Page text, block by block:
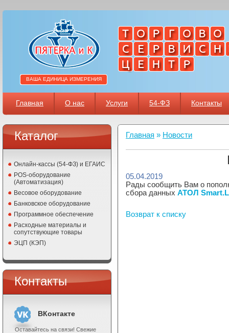
ВАША ЕДИНИЦА ИЗМЕРЕНИЯ
Главная О нас Услуги 54-ФЗ Контакты
Каталог
Онлайн-кассы (54-ФЗ) и ЕГАИС
POS-оборудование
(Автоматизация)
Весовое оборудование
Банковское оборудование
Программное обеспечение
Расходные материалы и
сопутствующие товары
ЭЦП (КЭП)
Контакты
ВКонтакте
Оставайтесь на связи! Свежие
Главная » Новости
05.04.2019
Рады сообщить Вам о
сбора данных АТОЛ
Возврат к списку